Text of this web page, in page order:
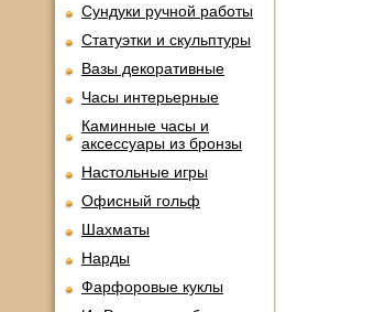
Сундуки ручной работы
Статуэтки и скульптуры
Вазы декоративные
Часы интерьерные
Каминные часы и
аксессуары из бронзы
Настольные игры
Офисный гольф
Шахматы
Нарды
Фарфоровые куклы